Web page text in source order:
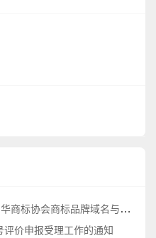
牌域名与网络标识工作委员会正式成立
价申报受理工作的通知